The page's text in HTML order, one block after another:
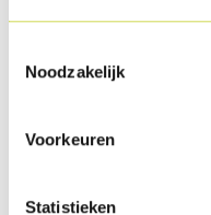
Noodzakelijk
Voorkeuren
Statistieken
Faites cuire les
d'olive et ajoutez les
faites cuire ensuite les
les aux lardinettes® de
Faites dorer les pommes